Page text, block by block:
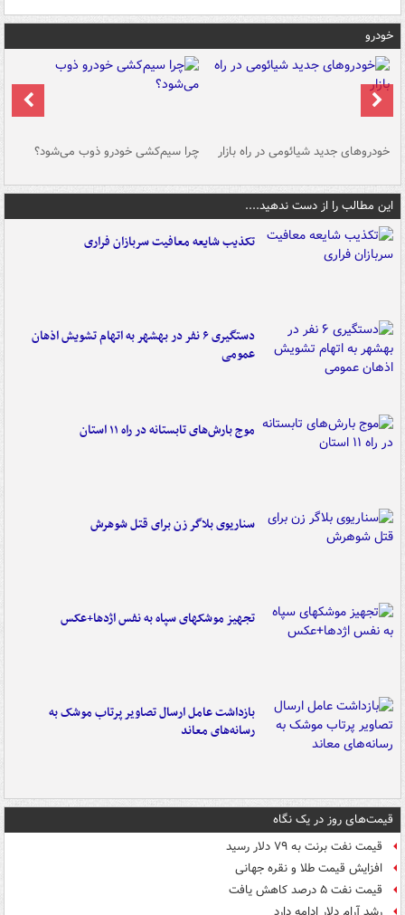
خودرو
خودروهای جدید شیائومی در راه بازار چرا سیم‌کشی خودرو ذوب می‌شود؟
این مطالب را از دست ندهید....
تکذیب شایعه معافیت سربازان فراری
دستگیری ۶ نفر در بهشهر به اتهام تشویش اذهان
عمومی
موج بارش‌های تابستانه در راه ۱۱ استان
سناریوی بلاگر زن برای قتل شوهرش
تجهیز موشکهای سپاه به نفس اژدها+عکس
بازداشت عامل ارسال تصاویر پرتاب موشک به
رسانه‌های معاند
قیمت‌های روز در یک نگاه
قیمت نفت برنت به ۷۹ دلار رسید
افزایش قیمت طلا و نقره جهانی
قیمت نفت ۵ درصد کاهش یافت